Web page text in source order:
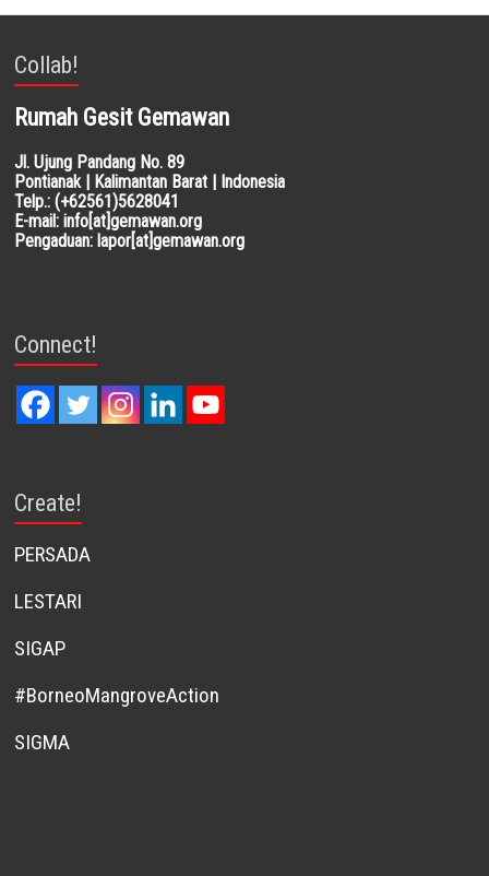
Collab!
Rumah Gesit Gemawan
Jl. Ujung Pandang No. 89
Pontianak | Kalimantan Barat | Indonesia
Telp.: (+62561)5628041
E-mail: info[at]gemawan.org
Pengaduan: lapor[at]gemawan.org
Connect!
Create!
PERSADA
LESTARI
SIGAP
#BorneoMangroveAction
SIGMA